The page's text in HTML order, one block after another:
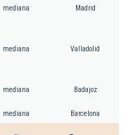
mediana Madrid
mediana Valladolid
mediana Badajoz
mediana Barcelona